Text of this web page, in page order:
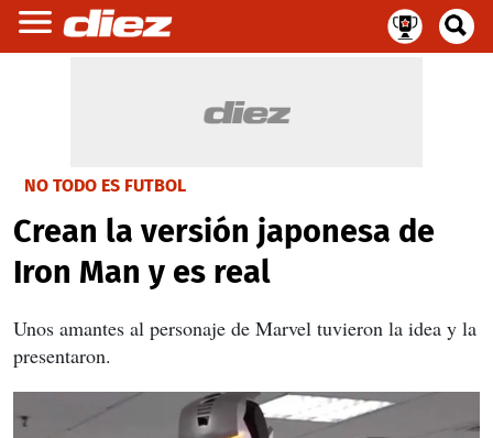
NO TODO ES FUTBOL
Crean la versión japonesa de
Iron Man y es real
Unos amantes al personaje de Marvel tuvieron la idea y la
presentaron.